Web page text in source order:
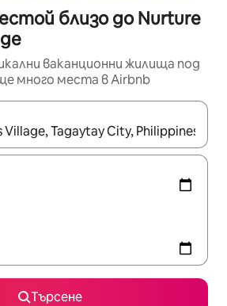
близо до Nurture
ваканционни жилища под
много места в Airbnb
се покажат, използвайте
Търсене